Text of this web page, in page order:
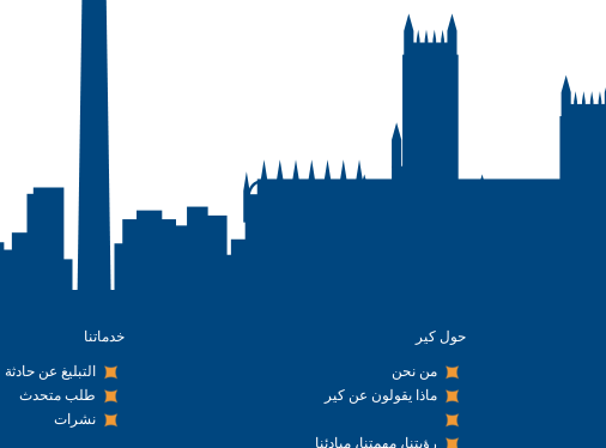
حول كير
من نحن
ماذا يقولون عن كير
رؤيتنا، مهمتنا، مبادئنا
خدماتنا
التبليغ عن حادثة
طلب متحدث
نشرات